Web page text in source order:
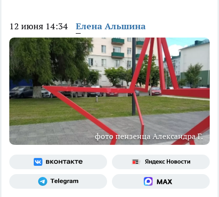
12 июня 14:34 Елена Альшина
фото пензенца Александра Г.